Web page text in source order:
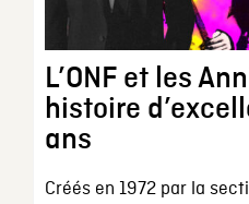
L’ONF et les
histoire
ans
Créés en 1972 par la